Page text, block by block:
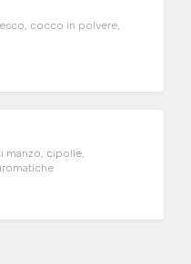
cocco in polvere,
manzo, cipolle,